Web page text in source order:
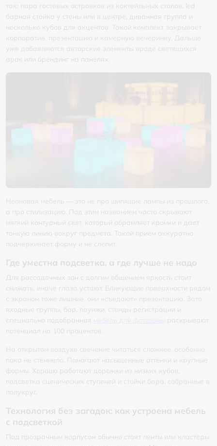
так: пара гостевых островков из коктейльных столов, led
барная стойка у стены или в центре, диванная группа и
несколько кубов для акцентов. Такой комплект закрывает
корпоратив, презентацию и камерную вечеринку. Дальше
уже добавляются авторские элементы вроде светящихся
арок или брендинг на панелях.
Неоновая мебель — это не про шипящие лампы из прошлого,
а про стилизацию. Под этим названием часто скрывают
мягкий контурный свет, который обрамляет кромки и дает
тонкую линию вокруг предмета. Такой прием аккуратно
подчеркивает форму и не слепит.
Где уместна подсветка, а где лучше не надо
Для рассадочных зон с долгим общением яркость стоит
снижать, иначе глаза устают. Бликующие поверхности рядом
с экраном тоже лишние, они «съедают» презентацию. Зато
входные группы, бар, лаунжи, стенды регистрации и
специально подобранная
мебель для фотозоны
раскрывают
потенциал на 100 процентов.
На открытом воздухе свечение читаться сложнее, особенно
пока не стемнело. Помогают насыщенные оттенки и крупные
формы. Хорошо работают дорожки из низких кубов,
подсветка сценических ступеней и стойки бара, собранные в
полукруг.
Технология без загадок: как устроена мебель
с подсветкой
Под прозрачным корпусом обычно стоят ленты или кластеры